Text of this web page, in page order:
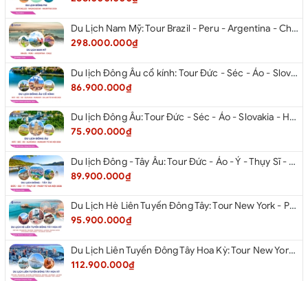
Du Lịch Nam Mỹ: Tour Brazil - Peru - Argentina - Chile 2026
298.000.000₫
Du lịch Đông Âu cổ kính: Tour Đức - Séc - Áo - Slovakia - Hungary - Ba Lan từ Hà Nội 2026
86.900.000₫
Du lịch Đông Âu: Tour Đức - Séc - Áo - Slovakia - Hungary từ Hà Nội 2026
75.900.000₫
Du lịch Đông - Tây Âu: Tour Đức - Áo - Ý - Thụy Sĩ - Pháp từ Hà Nội 2026
89.900.000₫
Du Lịch Hè Liên Tuyến Đông Tây: Tour New York - Philadelphia - Delaware - Washington Dc - Las Vegas - Red Rock Canyon - Little Saigon - Santa Monica - Los Angeles - San Diego Từ Hà Nội 2026
95.900.000₫
Du Lịch Liên Tuyến Đông Tây Hoa Kỳ: Tour New York - Philadelphia - Delaware - Washington Dc - San Diego - Los Angeles - Las Vegas - Antelope Canyon (Hẻm Núi Linh Dương) - Horseshoe Bend - Monument - Page - Phoenix Từ Hà Nội 2026
112.900.000₫